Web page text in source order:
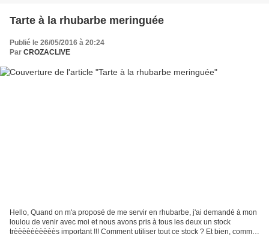
Tarte à la rhubarbe meringuée
Publié le 26/05/2016 à 20:24
Par CROZACLIVE
Hello, Quand on m'a proposé de me servir en rhubarbe, j'ai demandé à mon
loulou de venir avec moi et nous avons pris à tous les deux un stock
trèèèèèèèèèès important !!! Comment utiliser tout ce stock ? Et bien, comme